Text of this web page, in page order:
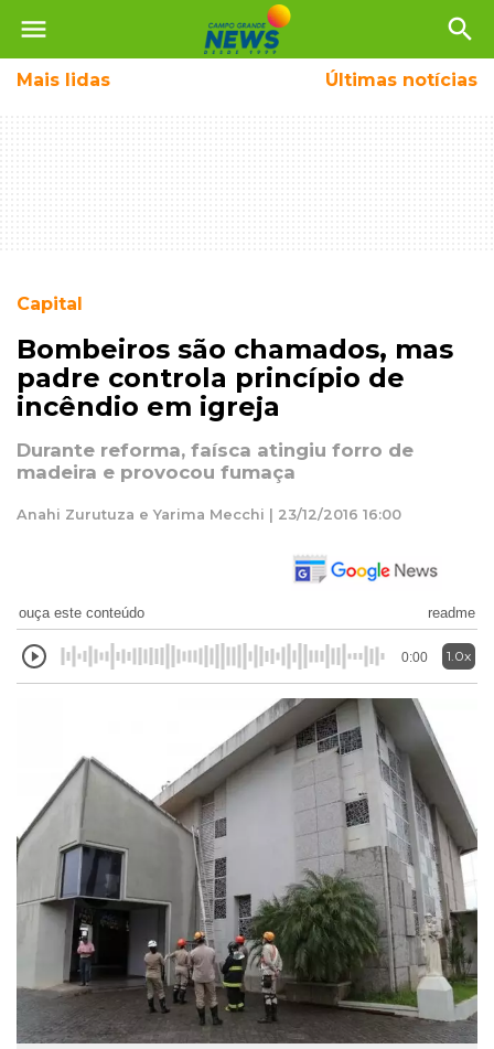
menu search
Mais lidas Últimas notícias
Capital
Bombeiros são chamados, mas
padre controla princípio de
incêndio em igreja
Durante reforma, faísca atingiu forro de
madeira e provocou fumaça
Anahi Zurutuza e Yarima Mecchi | 23/12/2016 16:00
ouça este conteúdo readme
0:00 1.0x